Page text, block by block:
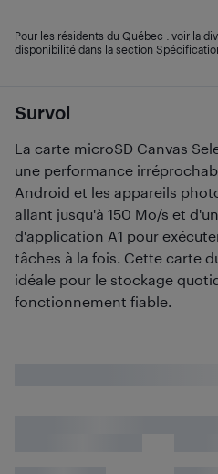
Survol
La carte microSD Canvas
une performance
Android et les appareils
allant jusqu'à 150 Mo/s et
d'application A1 pour
tâches à la fois. Cette carte
idéale pour le stockage
fonctionnement fiable.
Pour les résidents du Québec : voir la
disponibilité dans la section